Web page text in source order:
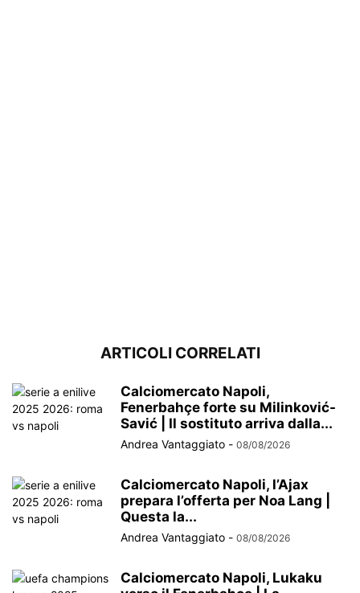
ARTICOLI CORRELATI
Calciomercato Napoli,
Fenerbahçe forte su Milinković-
Savić | Il sostituto arriva dalla...
Andrea Vantaggiato - 08/08/2026
Calciomercato Napoli, l’Ajax
prepara l’offerta per Noa Lang |
Questa la...
Andrea Vantaggiato - 08/08/2026
Calciomercato Napoli, Lukaku